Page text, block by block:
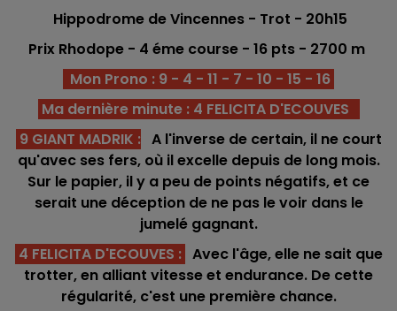
Hippodrome de Vincennes - Trot - 20h15
Prix Rhodope - 4 éme course - 16 pts - 2700 m
Mon Prono : 9 - 4 - 11 - 7 - 10 - 15 - 16
Ma dernière minute : 4 FELICITA D'ECOUVES
9 GIANT MADRIK :A l'inverse de certain, il ne court
qu'avec ses fers, où il excelle depuis de long mois.
Sur le papier, il y a peu de points négatifs, et ce
serait une déception de ne pas le voir dans le
jumelé gagnant.
4 FELICITA D'ECOUVES : Avec l'âge, elle ne sait que
trotter, en alliant vitesse et endurance. De cette
régularité, c'est une première chance.